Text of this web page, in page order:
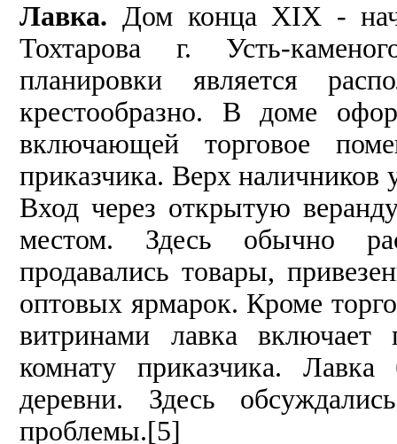
Лавка.Дом конца ХIХ -
Тохтарова г. Усть-
планировки является
крестообразно. В доме
включающей торговое
приказчика. Верх
Вход через открытую
местом. Здесь обычно
продавались товары,
оптовых ярмарок. Кроме
витринами лавка
комнату приказчика.
деревни. Здесь
проблемы.[5]